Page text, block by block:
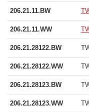
206.21.11.BW
206.21.11.WW
206.21.28122.BW
206.21.28122.WW
206.21.28123.BW
206.21.28123.WW